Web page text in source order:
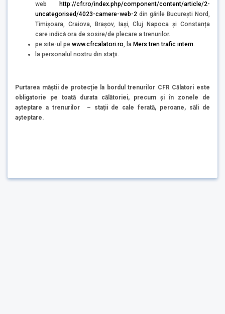
web
http://cfr.ro/index.php/component/content/article/2-
uncategorised/4023-camere-web-2 din gările București Nord,
Timișoara, Craiova, Brașov, Iași, Cluj Napoca și Constanța
care indică ora de sosire/de plecare a trenurilor.
pe site-ul pe www.cfrcalatori.ro, la Mers tren trafic intern.
la personalul nostru din staţii.
Purtarea măștii de protecție la bordul trenurilor CFR Călatori este
obligatorie pe toată durata călătoriei, precum și în zonele de
așteptare a trenurilor – stații de cale ferată, peroane, săli de
așteptare.